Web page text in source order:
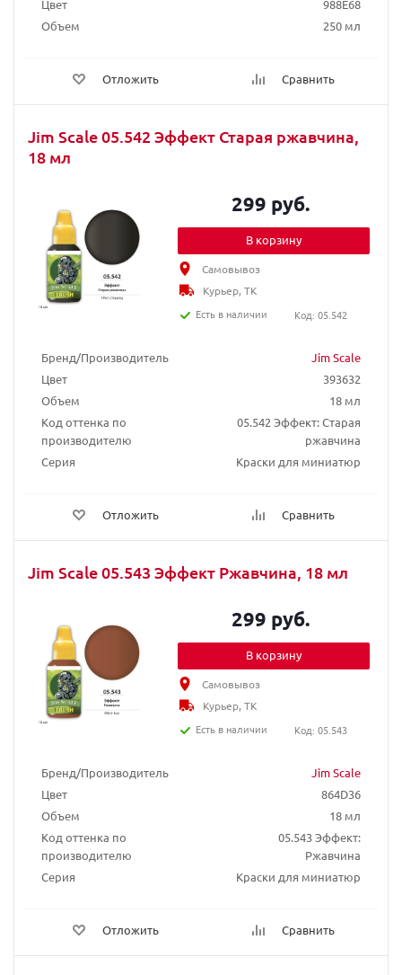
Цвет
988E68
Объем
250 мл
Отложить Сравнить
Jim Scale 05.542 Эффект Старая ржавчина,
18 мл
Бренд/Производитель
Jim Scale
Цвет
393632
Объем
18 мл
Код оттенка по
производителю
05.542 Эффект: Старая
ржавчина
Серия
Краски для миниатюр
Отложить Сравнить
299 руб.
В корзину
Самовывоз
Курьер, ТК
Есть в наличии
Код: 05.542
Jim Scale 05.543 Эффект Ржавчина, 18 мл
Бренд/Производитель
Jim Scale
Цвет
864D36
Объем
18 мл
Код оттенка по
производителю
05.543 Эффект:
Ржавчина
Серия
Краски для миниатюр
Отложить Сравнить
299 руб.
В корзину
Самовывоз
Курьер, ТК
Есть в наличии
Код: 05.543